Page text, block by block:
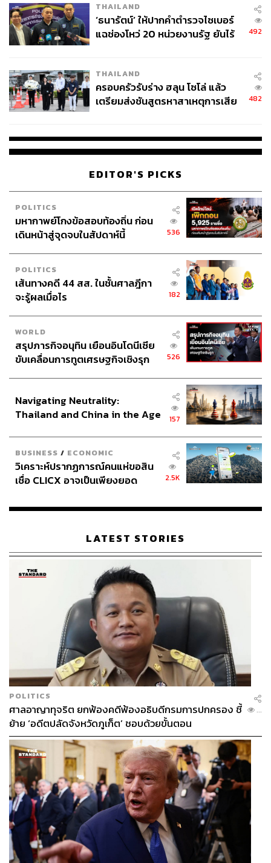
จ่ายหนี้-แอบระบุแบรนด์
THAILAND
‘ธนารัตน์’ ให้ปากคำตำรวจไซเบอร์
แฉช่องโหว่ 20 หน่วยงานรัฐ ยันไร้
492
THAILAND
ครอบครัวรับร่าง ฮลุน โซโล่ แล้ว
เตรียมส่งชันสูตรหาสาเหตุการเสีย
482
EDITOR'S PICKS
POLITICS
มหากาพย์โกงข้อสอบท้องถิ่น ก่อน
เดินหน้าสู่จุดจบในสัปดาห์นี้
536
POLITICS
เส้นทางคดี 44 สส. ในชั้นศาลฎีกา
จะรู้ผลเมื่อไร
182
WORLD
สรุปภารกิจอนุทิน เยือนอินโดนีเซีย
ขับเคลื่อนการทูตเศรษฐกิจเชิงรุก
526
Navigating Neutrality:
Thailand and China in the Age
157
BUSINESS / ECONOMIC
วิเคราะห์ปรากฏการณ์คนแห่ขอสิน
เชื่อ CLICX อาจเป็นเพียงยอด
เรือนไทยที่ถูกซุกไว้
2.5K
LATEST STORIES
POLITICS
ศาลอาญาทุจริต ยกฟ้องคดีฟ้องอธิบดีกรมการปกครอง ชี้
ย้าย ‘อดีตปลัดจังหวัดภูเก็ต’ ชอบด้วยขั้นตอน
...